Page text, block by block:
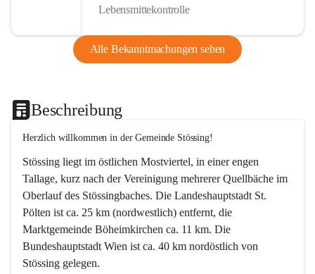
Lebensmittekontrolle
Alle Bekanntmachungen sehen
Beschreibung
Herzlich willkommen in der Gemeinde Stössing!
Stössing liegt im östlichen Mostviertel, in einer engen
Tallage, kurz nach der Vereinigung mehrerer Quellbäche im
Oberlauf des Stössingbaches. Die Landeshauptstadt St.
Pölten ist ca. 25 km (nordwestlich) entfernt, die
Marktgemeinde Böheimkirchen ca. 11 km. Die
Bundeshauptstadt Wien ist ca. 40 km nordöstlich von
Stössing gelegen.